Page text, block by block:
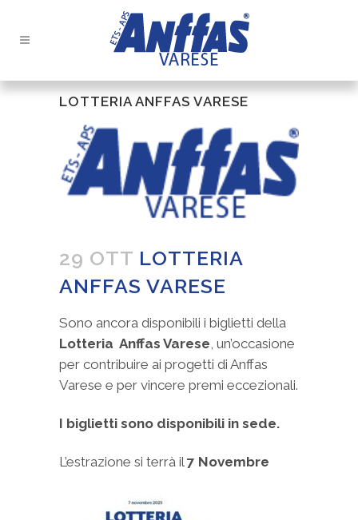
LOTTERIA ANFFAS VARESE
29 OTT LOTTERIA
ANFFAS VARESE
Sono ancora disponibili i biglietti della
Lotteria Anffas Varese , un’occasione
per contribuire ai progetti di Anffas
Varese e per vincere premi eccezionali.
I biglietti sono disponibili in sede.
L’estrazione si terrà il 7 Novembre